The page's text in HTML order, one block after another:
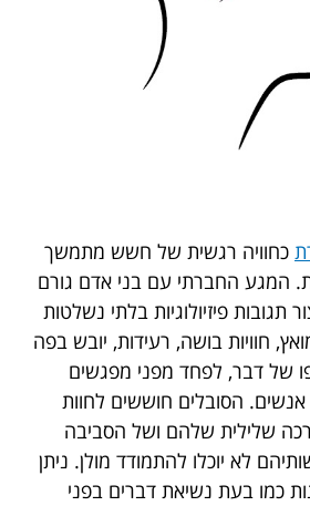
כחוויה רגשית של חשש מתמשך
המגע החברתי עם בני אדם גורם
תגובות פיזיולוגיות בלתי נשלטות
חוויות בושה, רעידות, יובש בפה
של דבר, לפחד מפני מפגשים
אנשים. הסובלים חוששים לחוות
שלילית שלהם ושל הסביבה
לא יוכלו להתמודד מולן. ניתן
כמו בעת נשיאת דברים בפני